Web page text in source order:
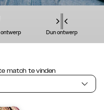
Dun ontwerp
match te vinden